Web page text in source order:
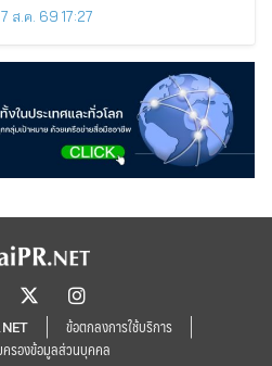
7 ส.ค. 69 17:27
ข้อตกลงการใช้บริการ
ครองข้อมูลส่วนบุคคล